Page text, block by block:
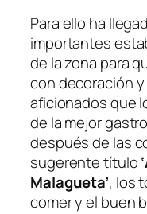
Para ello ha
importantes
de la zona para
con decoración
aficionados que
de la mejor
después de las
sugerente título
Malagueta’, los
comer y el buen